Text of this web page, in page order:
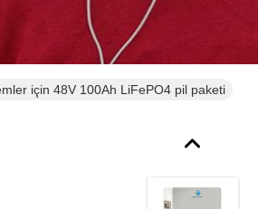
için 48V 100Ah LiFePO4 pil paketi